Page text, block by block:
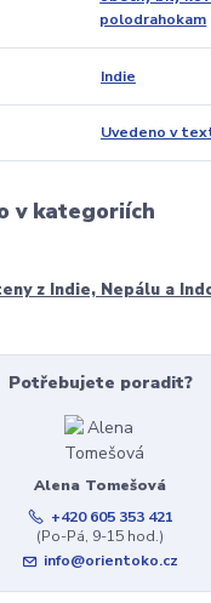
polodrahokam
Indie
Uvedeno v
v kategoriích
z Indie, Nepálu a
Potřebujete poradit?
Alena Tomešová
+420 605 353 421
(Po-Pá, 9-15 hod.)
info@orientoko.cz